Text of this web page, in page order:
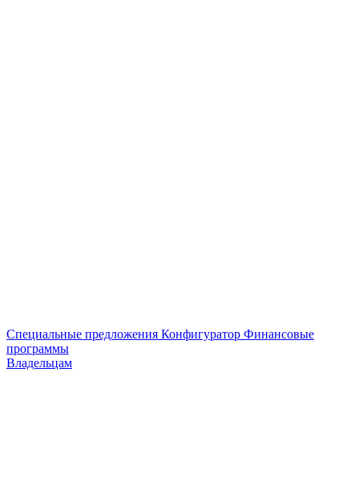
Специальные предложения Конфигуратор Финансовые
программы
Владельцам